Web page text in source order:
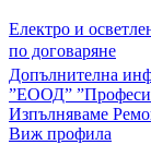
Електро и
по договаряне
Допълнителна
”ЕООД”
Изпълняваме
Виж профила